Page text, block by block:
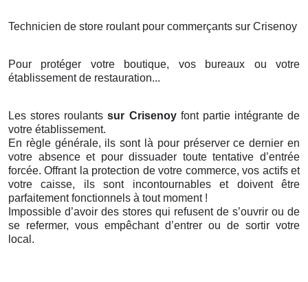
Technicien de store roulant pour commerçants sur Crisenoy
Pour protéger votre boutique, vos bureaux ou votre
établissement de restauration...
Les stores roulantssur Crisenoy font partie intégrante de
votre établissement.
En règle générale, ils sont là pour préserver ce dernier en
votre absence et pour dissuader toute tentative d’entrée
forcée. Offrant la protection de votre commerce, vos actifs et
votre caisse, ils sont incontournables et doivent être
parfaitement fonctionnels à tout moment !
Impossible d’avoir des stores qui refusent de s’ouvrir ou de
se refermer, vous empêchant d’entrer ou de sortir votre
local.